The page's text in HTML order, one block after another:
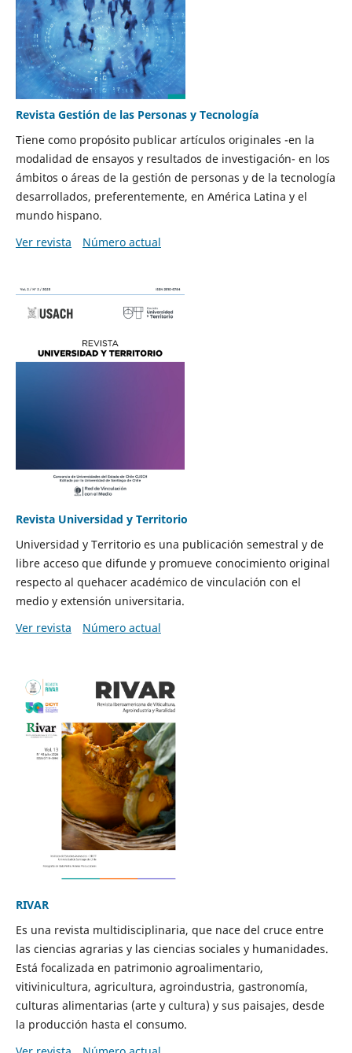
Revista Gestión de las Personas y Tecnología
Tiene como propósito publicar artículos originales -en la
modalidad de ensayos y resultados de investigación- en los
ámbitos o áreas de la gestión de personas y de la tecnología
desarrollados, preferentemente, en América Latina y el
mundo hispano.
Ver revista
Número actual
Revista Universidad y Territorio
Universidad y Territorio es una publicación semestral y de
libre acceso que difunde y promueve conocimiento original
respecto al quehacer académico de vinculación con el
medio y extensión universitaria.
Ver revista
Número actual
RIVAR
Es una revista multidisciplinaria, que nace del cruce entre
las ciencias agrarias y las ciencias sociales y humanidades.
Está focalizada en patrimonio agroalimentario,
vitivinicultura, agricultura, agroindustria, gastronomía,
culturas alimentarias (arte y cultura) y sus paisajes, desde
la producción hasta el consumo.